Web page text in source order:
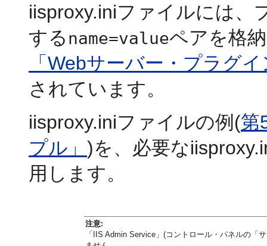
iisproxy.iniファイルには、
する name=valueペアを格
「Webサーバー・プラグ
されています。
iisproxy.iniファイルの例(第
プル」 )を、必要な
用します。
注意:
「IIS Admin Service」(コントロール・パネルの「